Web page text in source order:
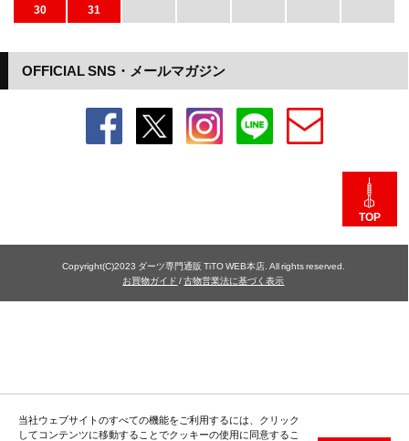
当社ウェブサイトのすべての機能をご利用するには、クリック
してコンテンツに移動することでクッキーの使用に同意するこ
OFFICIAL SNS・メールマガジン
30
31
TOP
Copyright(C)2023 ダーツ専門通販 TiTO WEB本店. All rights reserved.
お買物ガイド /古物営業法に基づく表示